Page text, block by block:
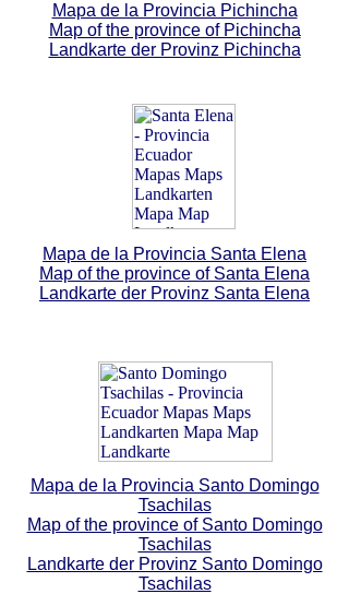
Mapa de la Provincia Pichincha
Map of the province of Pichincha
Landkarte der Provinz Pichincha
Mapa de la Provincia Santa Elena
Map of the province of Santa Elena
Landkarte der Provinz Santa Elena
Mapa de la Provincia Santo Domingo
Tsachilas
Map of the province of Santo Domingo
Tsachilas
Landkarte der Provinz Santo Domingo
Tsachilas